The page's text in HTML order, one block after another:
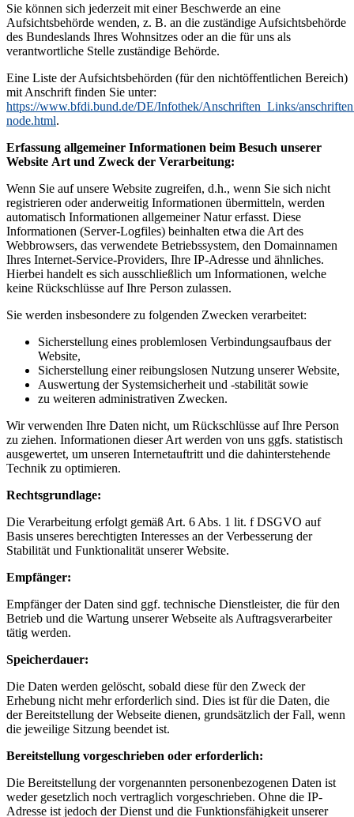
Sie können sich jederzeit mit einer Beschwerde an eine
Aufsichtsbehörde wenden, z. B. an die zuständige Aufsichtsbehörde
des Bundeslands Ihres Wohnsitzes oder an die für uns als
verantwortliche Stelle zuständige Behörde.
Eine Liste der Aufsichtsbehörden (für den nichtöffentlichen Bereich)
mit Anschrift finden Sie unter:
https://www.bfdi.bund.de/DE/Infothek/Anschriften_Links/
node.html.
Erfassung allgemeiner Informationen beim Besuch unserer
Website Art und Zweck der Verarbeitung:
Wenn Sie auf unsere Website zugreifen, d.h., wenn Sie sich nicht
registrieren oder anderweitig Informationen übermitteln, werden
automatisch Informationen allgemeiner Natur erfasst. Diese
Informationen (Server-Logfiles) beinhalten etwa die Art des
Webbrowsers, das verwendete Betriebssystem, den Domainnamen
Ihres Internet-Service-Providers, Ihre IP-Adresse und ähnliches.
Hierbei handelt es sich ausschließlich um Informationen, welche
keine Rückschlüsse auf Ihre Person zulassen.
Sie werden insbesondere zu folgenden Zwecken verarbeitet:
Sicherstellung eines problemlosen Verbindungsaufbaus der
Website,
Sicherstellung einer reibungslosen Nutzung unserer Website,
Auswertung der Systemsicherheit und -stabilität sowie
zu weiteren administrativen Zwecken.
Wir verwenden Ihre Daten nicht, um Rückschlüsse auf Ihre Person
zu ziehen. Informationen dieser Art werden von uns ggfs. statistisch
ausgewertet, um unseren Internetauftritt und die dahinterstehende
Technik zu optimieren.
Rechtsgrundlage:
Die Verarbeitung erfolgt gemäß Art. 6 Abs. 1 lit. f DSGVO auf
Basis unseres berechtigten Interesses an der Verbesserung der
Stabilität und Funktionalität unserer Website.
Empfänger:
Empfänger der Daten sind ggf. technische Dienstleister, die für den
Betrieb und die Wartung unserer Webseite als Auftragsverarbeiter
tätig werden.
Speicherdauer:
Die Daten werden gelöscht, sobald diese für den Zweck der
Erhebung nicht mehr erforderlich sind. Dies ist für die Daten, die
der Bereitstellung der Webseite dienen, grundsätzlich der Fall, wenn
die jeweilige Sitzung beendet ist.
Bereitstellung vorgeschrieben oder erforderlich:
Die Bereitstellung der vorgenannten personenbezogenen Daten ist
weder gesetzlich noch vertraglich vorgeschrieben. Ohne die IP-
Adresse ist jedoch der Dienst und die Funktionsfähigkeit unserer